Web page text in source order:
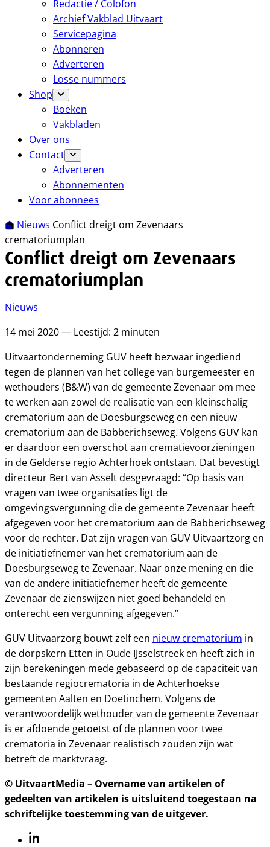
Redactie / Colofon
Archief Vakblad Uitvaart
Servicepagina
Abonneren
Adverteren
Losse nummers
Shop
Boeken
Vakbladen
Over ons
Contact
Adverteren
Abonnementen
Voor abonnees
Nieuws Conflict dreigt om Zevenaars
crematoriumplan
Conflict dreigt om Zevenaars
crematoriumplan
Nieuws
14 mei 2020 — Leestijd: 2 minuten
Uitvaartonderneming GUV heeft bezwaar ingediend
tegen de plannen van het college van burgemeester en
wethouders (B&W) van de gemeente Zevenaar om mee
te werken aan zowel de realisatie van een kleinschalig
crematorium aan de Doesburgseweg en een nieuw
crematorium aan de Babberichseweg. Volgens GUV kan
er daardoor een overschot aan crematievoorzieningen
in de Gelderse regio Achterhoek ontstaan. Dat bevestigt
directeur Bert van Asselt desgevraagd: “Op basis van
vragen van twee organisaties ligt de
omgevingsvergunning die de gemeente Zevenaar heeft
afgegeven voor het crematorium aan de Babberichseweg
voor de rechter. Dat zijn vragen van GUV Uitvaartzorg en
de initiatiefnemer van het crematorium aan de
Doesburgseweg te Zevenaar. Naar onze mening en die
van de andere initiatiefnemer heeft de gemeente
Zevenaar de zienswijzen niet goed behandeld en
onterecht een vergunning afgegeven.”
GUV Uitvaarzorg bouwt zelf een nieuw crematorium in
de dorpskern Etten in Oude IJsselstreek en heeft zich in
zijn berekeningen mede gebaseerd op de capaciteit van
bestaande regiocrematoria in de Achterhoekse
gemeenten Aalten en Doetinchem. Volgens de
verantwoordelijk wethouder van de gemeente Zevenaar
is er afdoende getoetst of de plannen voor twee
crematoria in Zevenaar realistisch zouden zijn wat
betreft de marktvraag.
© UitvaartMedia – Overname van artikelen of
gedeelten van artikelen is uitsluitend toegestaan na
schriftelijke toestemming van de uitgever.
Linkedin